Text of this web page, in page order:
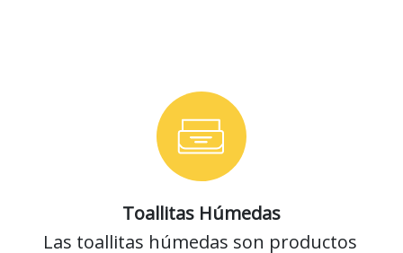
Toallitas Húmedas
Las toallitas húmedas son productos